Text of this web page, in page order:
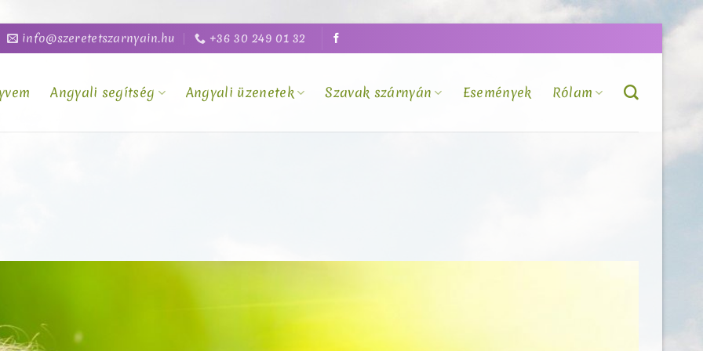
info@szeretetszarnyain.hu +36 30 249 01 32
Angyali segítség Angyali üzenetek Szavak szárnyán Események Rólam